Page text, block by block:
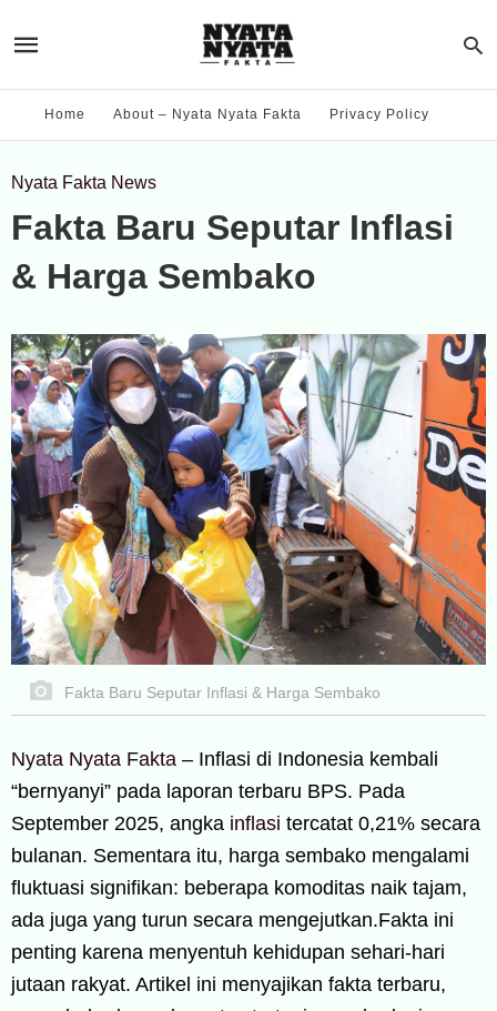
Home About – Nyata Nyata Fakta Privacy Policy
Nyata Fakta News
Fakta Baru Seputar Inflasi
& Harga Sembako
Fakta Baru Seputar Inflasi & Harga Sembako
Nyata Nyata Fakta – Inflasi di Indonesia kembali
“bernyanyi” pada laporan terbaru BPS. Pada
September 2025, angka inflasi tercatat 0,21% secara
bulanan. Sementara itu, harga sembako mengalami
fluktuasi signifikan: beberapa komoditas naik tajam,
ada juga yang turun secara mengejutkan.Fakta ini
penting karena menyentuh kehidupan sehari-hari
jutaan rakyat. Artikel ini menyajikan fakta terbaru,